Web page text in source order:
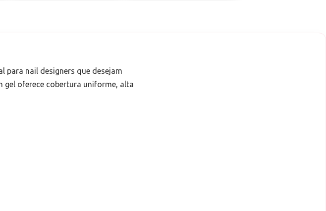
para nail designers que desejam
gel oferece cobertura uniforme, alta